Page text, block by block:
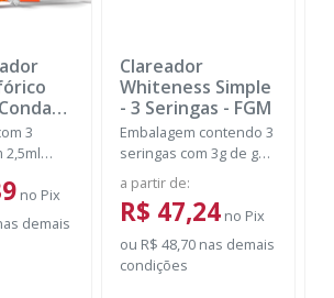
-
3
2,5ml
no Pix
demais
Clareador
Whiteness Simple
- 3 Seringas - FGM
Embalagem contendo 3
seringas com 3g de gel
cada uma.
a partir de:
R$ 47,24 no Pix
ou R$ 48,70nas demais
condições